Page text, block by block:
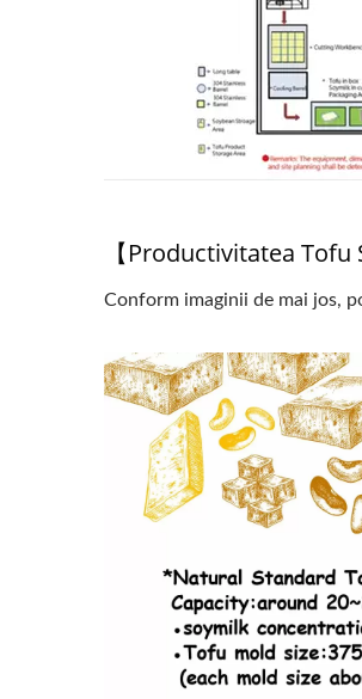
【Productivitatea Tofu
Conform imaginii de mai jos,